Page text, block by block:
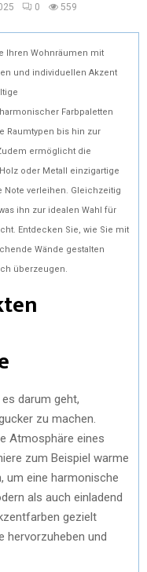
0 559
Ihren Wohnräumen mit
und individuellen Akzent
Farbpaletten
Raumtypen bis hin zur
ermöglicht die
oder Metall einzigartige
verleihen. Gleichzeitig
ihn zur idealen Wahl für
Entdecken Sie, wie Sie mit
Wände gestalten
überzeugen.
darum geht,
zu machen.
Atmosphäre eines
zum Beispiel warme
um eine harmonische
als auch einladend
gezielt
hervorzuheben und